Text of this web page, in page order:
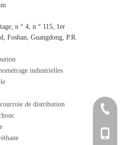
n ° 4, n ° 115, 1er
Foshan, Guangdong, P.R.
industrielles
de distribution
+86